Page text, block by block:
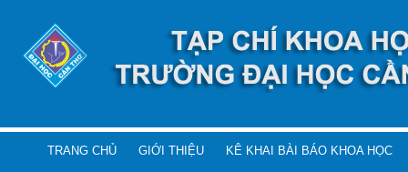
TRANG CHỦ GIỚI THIỆU KÊ KHAI BÀI BÁO KHOA HỌC